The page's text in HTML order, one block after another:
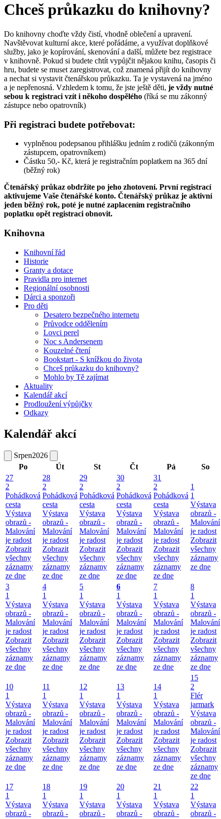
Chceš průkazku do knihovny?
Do knihovny choďte vždy čistí, vhodně oblečení a upravení.
Navštěvovat kulturní akce, které pořádáme, a využívat doplňkové
služby, jako je kopírování, skenování a další, můžete bez registrace
v knihovně. Pokud si budete chtít vypůjčit nějakou knihu, časopis či
hru, budete se muset zaregistrovat, což znamená přijít do knihovny
a nechat si vystavit čtenářskou průkazku. Ta je vystavená na jméno
a je nepřenosná. Vzhledem k tomu, že jste ještě děti, je vždy nutné
sebou k registraci vzít i někoho dospělého (říká se mu zákonný
zástupce nebo opatrovník)
Při registraci budete potřebovat:
vyplněnou podepsanou přihlášku jedním z rodičů (zákonným
zástupcem, opatrovníkem)
Částku 50,- Kč, která je registračním poplatkem na 365 dní
(běžný rok)
Čtenářský průkaz obdržíte po jeho zhotovení. První registrací
aktivujeme Vaše čtenářské konto. Čtenářský průkaz je aktivní
jeden běžný rok, poté je nutné zaplacením registračního
poplatku opět registraci obnovit.
Knihovna
Knihovní řád
Historie
Granty a dotace
Pravidla pro internet
Regionální osobnosti
Dárci a sponzoři
Pro děti
Desatero bezpečného internetu
Průvodce oddělením
Lovci perel
Noc s Andersenem
Kouzelné čtení
Bookstart - S knížkou do života
Chceš průkazku do knihovny?
Mohlo by Tě zajímat
Aktuality
Kalendář akcí
Prodloužení výpůjčky
Odkazy
Kalendář akcí
Srpen2026
Po
Út St Čt Pá
So
27
2
Pohádková
cesta
Výstava
obrazů -
Malování
je radost
Zobrazit
všechny
záznamy
ze dne
28
2
Pohádková
cesta
Výstava
obrazů -
Malování
je radost
Zobrazit
všechny
záznamy
ze dne
29
2
Pohádková
cesta
Výstava
obrazů -
Malování
je radost
Zobrazit
všechny
záznamy
ze dne
30
2
Pohádková
cesta
Výstava
obrazů -
Malování
je radost
Zobrazit
všechny
záznamy
ze dne
31
2
Pohádková
cesta
Výstava
obrazů -
Malování
je radost
Zobrazit
všechny
záznamy
ze dne
1
1
Výstava
obrazů -
Malování
je radost
Zobrazit
všechny
záznamy
ze dne
3
1
Výstava
obrazů -
Malování
je radost
Zobrazit
všechny
záznamy
ze dne
4
1
Výstava
obrazů -
Malování
je radost
Zobrazit
všechny
záznamy
ze dne
5
1
Výstava
obrazů -
Malování
je radost
Zobrazit
všechny
záznamy
ze dne
6
1
Výstava
obrazů -
Malování
je radost
Zobrazit
všechny
záznamy
ze dne
7
1
Výstava
obrazů -
Malování
je radost
Zobrazit
všechny
záznamy
ze dne
8
1
Výstava
obrazů -
Malování
je radost
Zobrazit
všechny
záznamy
ze dne
10
1
Výstava
obrazů -
Malování
je radost
Zobrazit
všechny
záznamy
ze dne
11
1
Výstava
obrazů -
Malování
je radost
Zobrazit
všechny
záznamy
ze dne
12
1
Výstava
obrazů -
Malování
je radost
Zobrazit
všechny
záznamy
ze dne
13
1
Výstava
obrazů -
Malování
je radost
Zobrazit
všechny
záznamy
ze dne
14
1
Výstava
obrazů -
Malování
je radost
Zobrazit
všechny
záznamy
ze dne
15
2
Flér
jarmark
Výstava
obrazů -
Malování
je radost
Zobrazit
všechny
záznamy
ze dne
17
1
Výstava
obrazů -
18
1
Výstava
obrazů -
19
1
Výstava
obrazů -
20
1
Výstava
obrazů -
21
1
Výstava
obrazů -
22
1
Výstava
obrazů -